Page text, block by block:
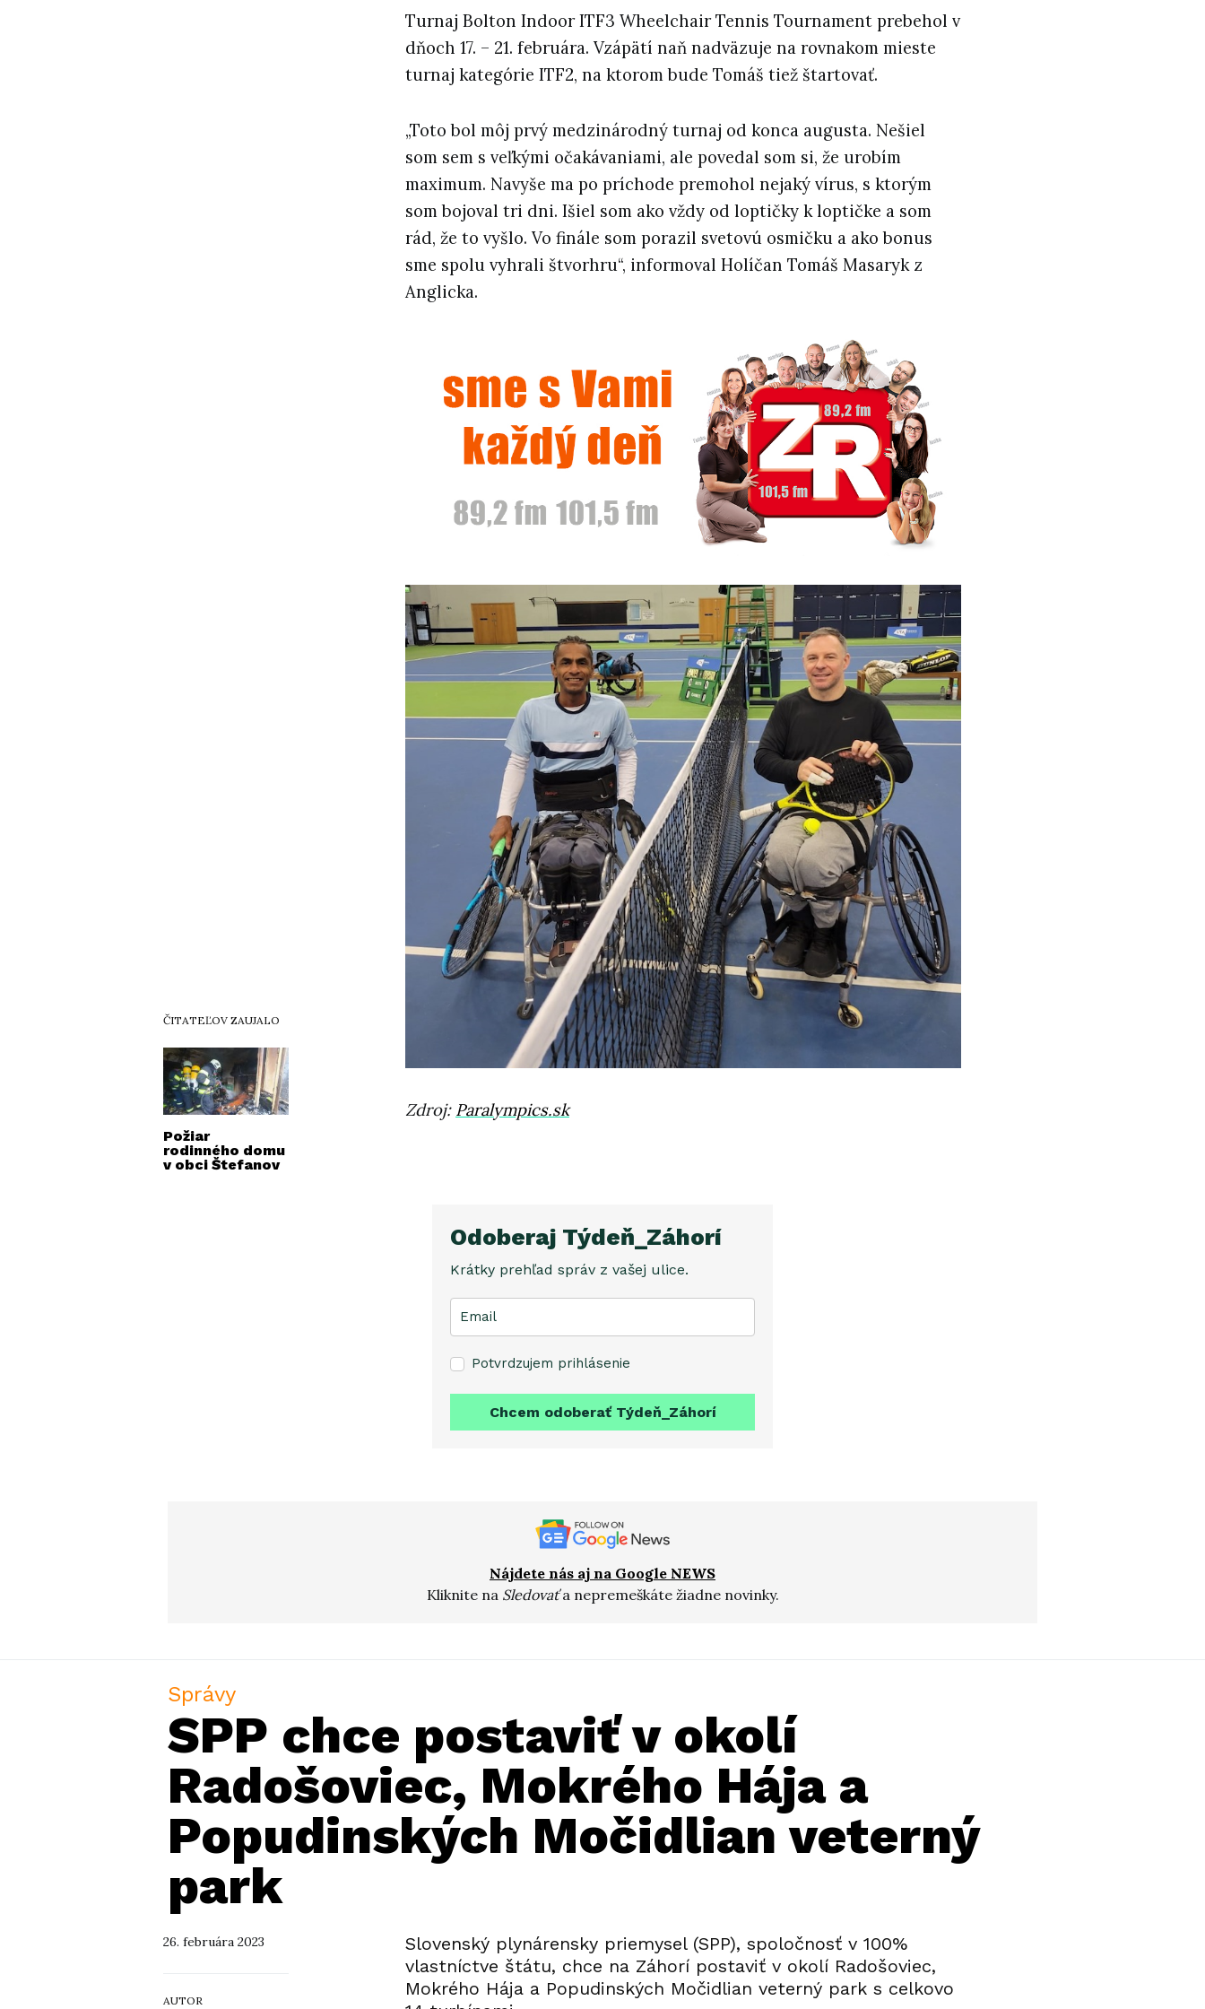
ČITATEĽOV ZAUJALO
Požiar
rodinného domu
v obci Štefanov
Turnaj Bolton Indoor ITF3 Wheelchair Tennis Tournament prebehol v
dňoch 17. – 21. februára. Vzápätí naň nadväzuje na rovnakom mieste
turnaj kategórie ITF2, na ktorom bude Tomáš tiež štartovať.
„Toto bol môj prvý medzinárodný turnaj od konca augusta. Nešiel
som sem s veľkými očakávaniami, ale povedal som si, že urobím
maximum. Navyše ma po príchode premohol nejaký vírus, s ktorým
som bojoval tri dni. Išiel som ako vždy od loptičky k loptičke a som
rád, že to vyšlo. Vo finále som porazil svetovú osmičku a ako bonus
sme spolu vyhrali štvorhru“, informoval Holíčan Tomáš Masaryk z
Anglicka.
Zdroj: Paralympics.sk
Odoberaj Týdeň_Záhorí
Krátky prehľad správ z vašej ulice.
Potvrdzujem prihlásenie
Chcem odoberať Týdeň_Záhorí
Nájdete nás aj na Google NEWS
Kliknite na Sledovaťa nepremeškáte žiadne novinky.
Správy
SPP chce postaviť v okolí
Radošoviec, Mokrého Hája a
Popudinských Močidlian veterný
park
26. februára 2023
AUTOR
Slovenský plynárensky priemysel (SPP), spoločnosť v 100%
vlastníctve štátu, chce na Záhorí postaviť v okolí Radošoviec,
Mokrého Hája a Popudinských Močidlian veterný park s celkovo